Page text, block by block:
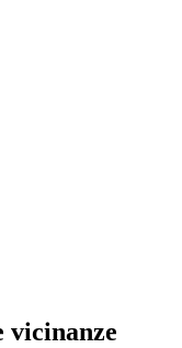
vicinanze